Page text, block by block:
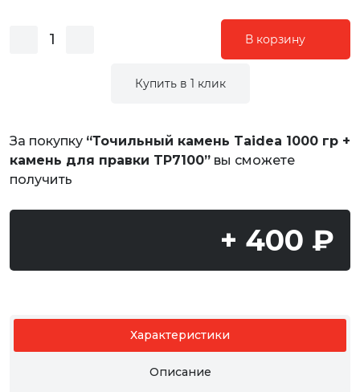
В корзину
Купить в 1 клик
За покупку “Точильный камень Taidea 1000 гр +
камень для правки TP7100” вы сможете
получить
+ 400 ₽
Характеристики
Описание